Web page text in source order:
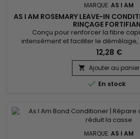
MARQUE: AS I AM
AS I AM ROSEMARY LEAVE-IN
RINÇAGE
Conçu pour renforcer la fibre
intensément et faciliter le démêlage,
Leave-In Conditioner est un soin sans
romarin idéal pour les cheveux
fins ou en manque de densité. Il laisse
lisses et souples sans effet gras.
12,28 €
 Ajouter au panier
 En stock
MARQUE: AS I AM